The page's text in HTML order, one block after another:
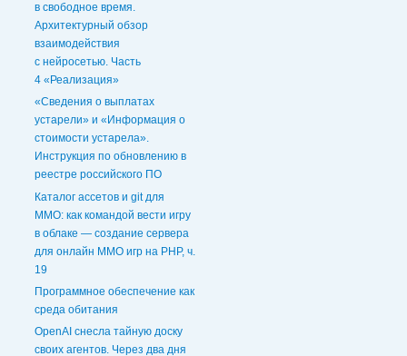
в свободное время.
Архитектурный обзор
взаимодействия
с нейросетью. Часть
4 «Реализация»
«Сведения о выплатах
устарели» и «Информация о
стоимости устарела».
Инструкция по обновлению в
реестре российского ПО
Каталог ассетов и git для
MMO: как командой вести игру
в облаке — создание сервера
для онлайн ММО игр на PHP, ч.
19
Программное обеспечение как
среда обитания
OpenAI снесла тайную доску
своих агентов. Через два дня